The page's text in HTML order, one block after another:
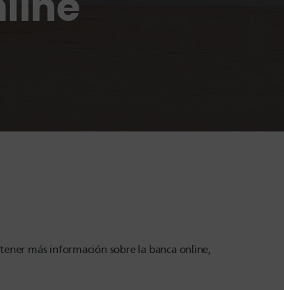
más información sobre la banca online,